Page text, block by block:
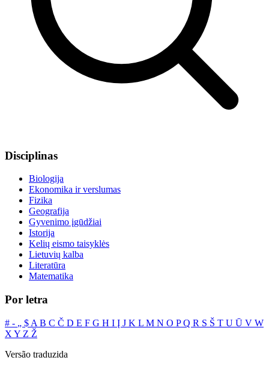
Disciplinas
Biologija
Ekonomika ir verslumas
Fizika
Geografija
Gyvenimo įgūdžiai
Istorija
Kelių eismo taisyklės
Lietuvių kalba
Literatūra
Matematika
Por letra
# ‐ „ $ A B C Č D E F G H I Į J K L M N O PQ R S Š T U Ū V W
X Y Z Ž
Versão traduzida